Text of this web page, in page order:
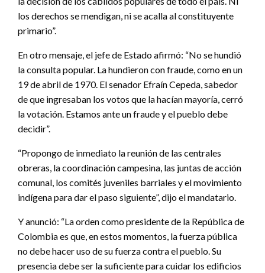
los derechos se mendigan, ni se acalla al constituyente
primario”.
En otro mensaje, el jefe de Estado afirmó: “No se hundió
la consulta popular. La hundieron con fraude, como en un
19 de abril de 1970. El senador Efraín Cepeda, sabedor
de que ingresaban los votos que la hacían mayoría, cerró
la votación. Estamos ante un fraude y el pueblo debe
decidir”.
“Propongo de inmediato la reunión de las centrales
obreras, la coordinación campesina, las juntas de acción
comunal, los comités juveniles barriales y el movimiento
indígena para dar el paso siguiente”, dijo el mandatario.
Y anunció: “La orden como presidente de la República de
Colombia es que, en estos momentos, la fuerza pública
no debe hacer uso de su fuerza contra el pueblo. Su
presencia debe ser la suficiente para cuidar los edificios